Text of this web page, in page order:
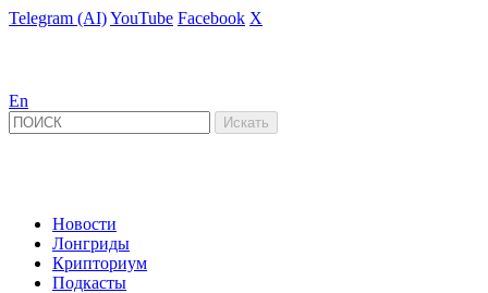
Telegram (AI)YouTube Facebook X
En
Новости
Лонгриды
Крипториум
Подкасты